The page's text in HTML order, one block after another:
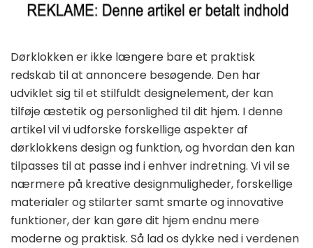
Dørklokken er ikke længere bare et praktisk
redskab til at annoncere besøgende. Den har
udviklet sig til et stilfuldt designelement, der kan
tilføje æstetik og personlighed til dit hjem. I denne
artikel vil vi udforske forskellige aspekter af
dørklokkens design og funktion, og hvordan den kan
tilpasses til at passe ind i enhver indretning. Vi vil se
nærmere på kreative designmuligheder, forskellige
materialer og stilarter samt smarte og innovative
funktioner, der kan gøre dit hjem endnu mere
moderne og praktisk. Så lad os dykke ned i verdenen